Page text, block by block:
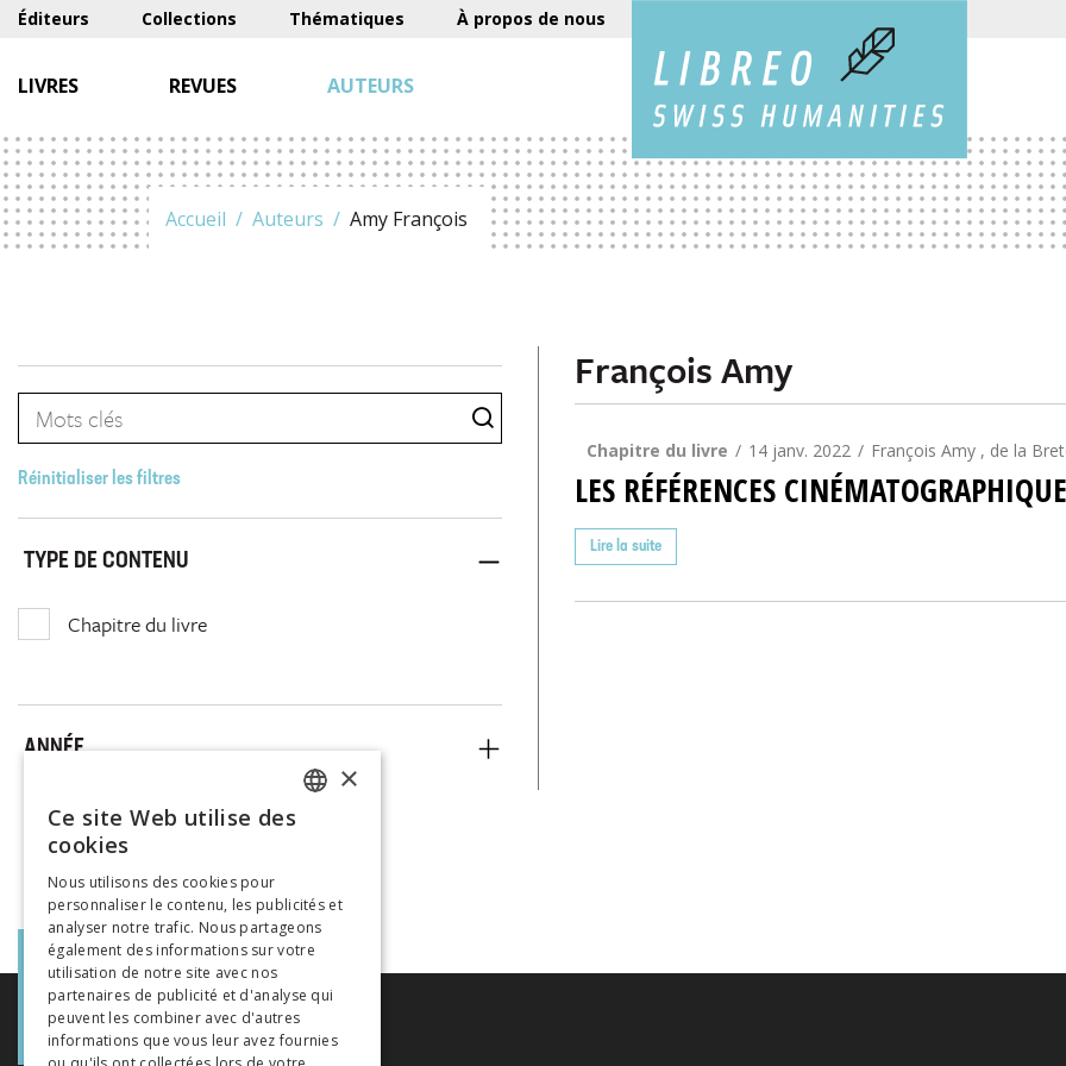
Éditeurs Collections Thématiques À propos de nous
LIVRES REVUES AUTEURS
Accueil Auteurs Amy François
Réinitialiser les filtres
TYPE DE CONTENU
Chapitre du livre
ANNÉE
François Amy
Chapitre du livre 14 janv. 2022 François Amy , de la
LES RÉFÉRENCES
Lire la suite
ITALIAN
×
Ce site Web utilise des
cookies
Nous utilisons des cookies pour
personnaliser le contenu, les publicités et
analyser notre trafic. Nous partageons
également des informations sur votre
utilisation de notre site avec nos
partenaires de publicité et d'analyse qui
peuvent les combiner avec d'autres
informations que vous leur avez fournies